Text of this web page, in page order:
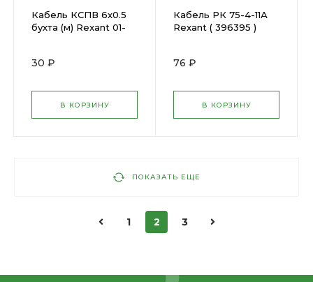
Кабель КСПВ 6х0.5
бухта (м) Rexant 01-
30 ₽
В КОРЗИНУ
Кабель РК 75-4-11А
Rexant ( 396395 )
76 ₽
В КОРЗИНУ
ПОКАЗАТЬ ЕЩЕ
1 2 3